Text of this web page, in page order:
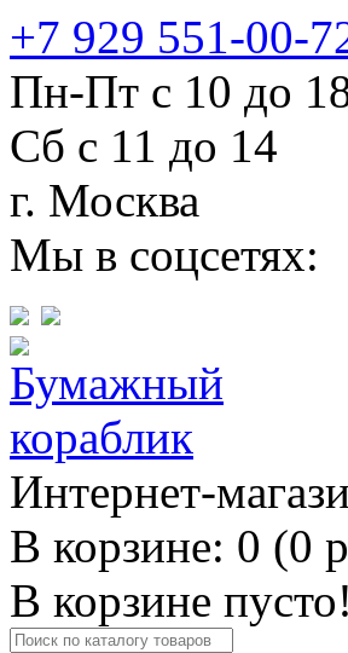
+7 929 551-00-
Пн-Пт с 10 до
Сб с 11 до 14
г. Москва
Мы в соцсетях:
Интернет-
В корзине: 0 (0
В корзине пусто!